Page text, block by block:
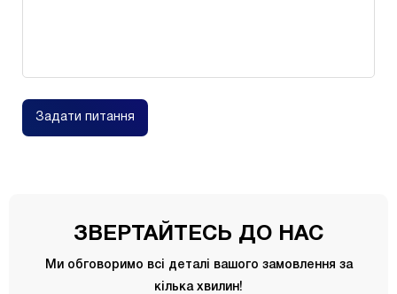
Задати питання
ЗВЕРТАЙТЕСЬ ДО НАС
Ми обговоримо всі деталі вашого замовлення за
кілька хвилин!